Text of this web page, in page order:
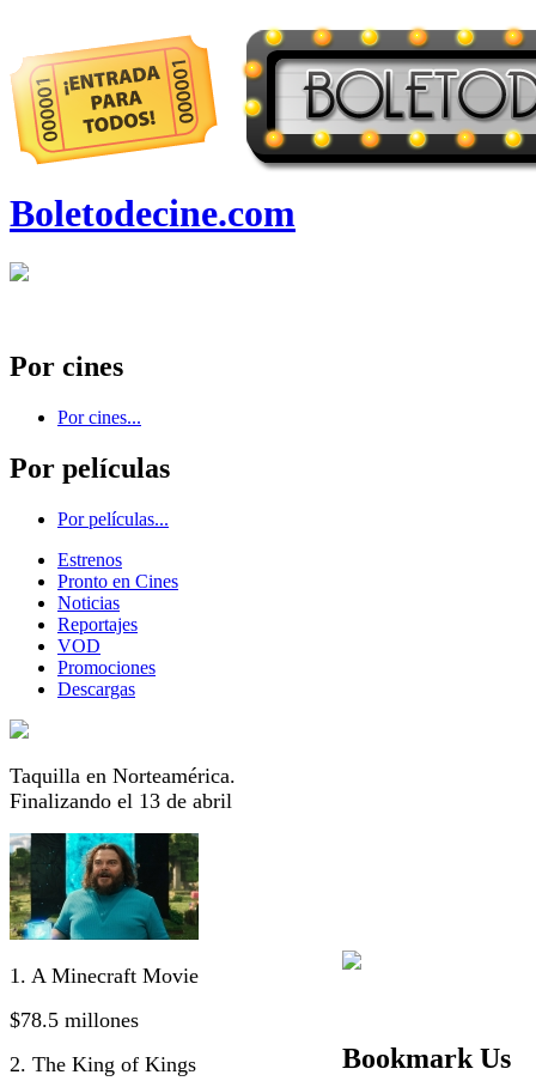
Boletodecine.com
Por cines
Por cines...
Por películas
Por películas...
Estrenos
Pronto en Cines
Noticias
Reportajes
VOD
Promociones
Descargas
Taquilla en Norteamérica.
Finalizando el 13 de abril
1. A Minecraft Movie
$78.5 millones
2. The King of Kings
Bookmark Us